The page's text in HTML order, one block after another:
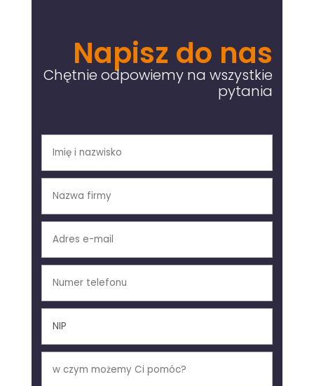
Napisz do nas
Chętnie odpowiemy na wszystkie
pytania